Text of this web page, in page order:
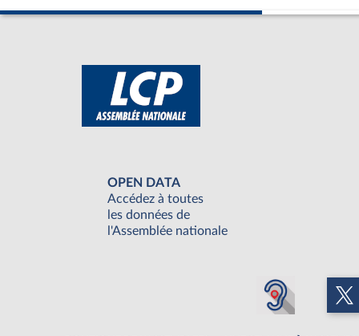
OPEN DATA
Accédez à toutes
les données de
l'Assemblée nationale